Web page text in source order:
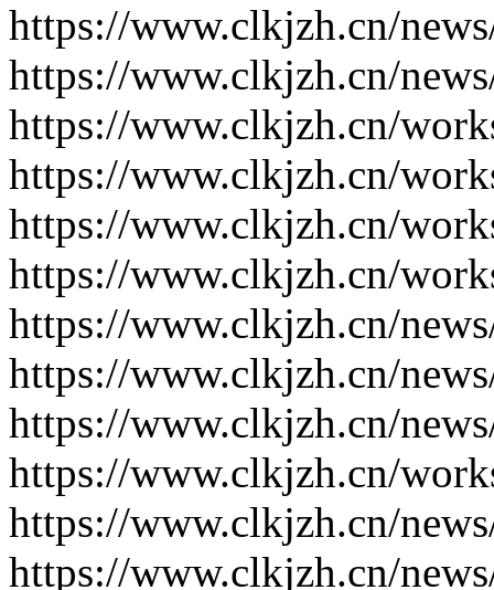
https://www.clkjzh.cn/
https://www.clkjzh.cn/
https://www.clkjzh.cn/
https://www.clkjzh.cn/
https://www.clkjzh.cn/
https://www.clkjzh.cn/
https://www.clkjzh.cn/
https://www.clkjzh.cn/
https://www.clkjzh.cn/
https://www.clkjzh.cn/
https://www.clkjzh.cn/
https://www.clkjzh.cn/